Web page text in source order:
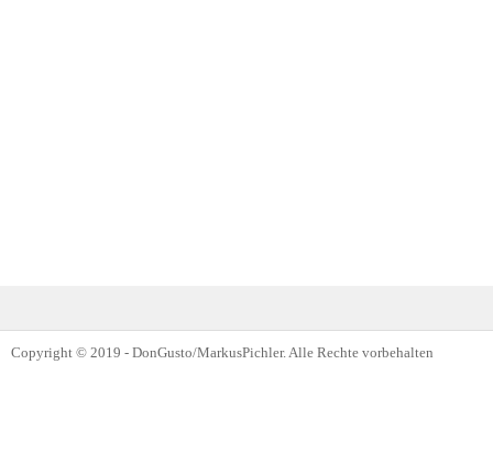
Copyright © 2019 - DonGusto/MarkusPichler. Alle Rechte vorbehalten